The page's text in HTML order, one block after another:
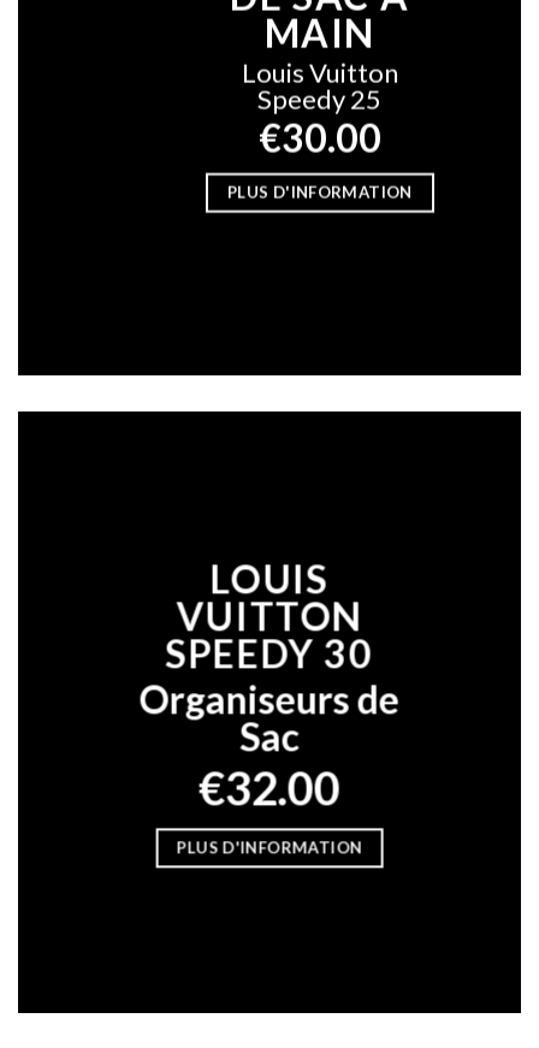
MAIN
Louis Vuitton
Speedy 25
€30.00
PLUS D'INFORMATION
LOUIS
VUITTON
SPEEDY 30
Organiseurs de
Sac
€32.00
PLUS D'INFORMATION